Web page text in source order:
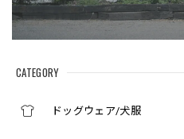
CATEGORY
ドッグウェア/犬服